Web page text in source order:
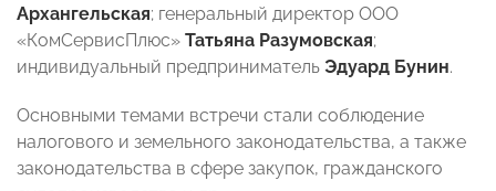
Архангельская; генеральный директор ООО
«КомСервисПлюс» Татьяна Разумовская;
индивидуальный предприниматель Эдуард Бунин.
Основными темами встречи стали соблюдение
налогового и земельного законодательства, а также
законодательства в сфере закупок, гражданского